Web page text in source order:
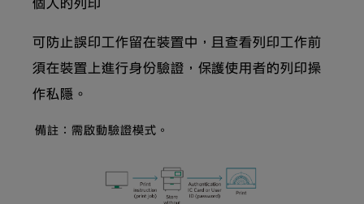
個人的列印
可防止誤印工作留在裝置中，且查看列印工作前
須在裝置上進行身份驗證，保護使用者的列印操
作私隱。
備註：需啟動驗證模式。